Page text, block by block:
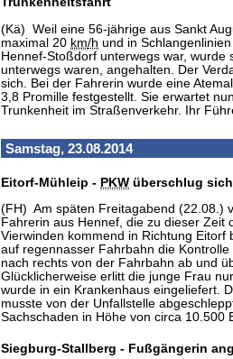
(Kä) Weil eine 56-jährige aus Sankt
maximal 20 km/h und in
Hennef-Stoßdorf unterwegs war, wurde
unterwegs waren, angehalten. Der
sich. Bei der Fahrerin wurde eine
3,8 Promille festgestellt. Sie erwartet
Trunkenheit im Straßenverkehr. Ihr
Samstag, 23.08.2014
Eitorf-Mühleip - PKW überschlug sich
(FH) Am späten Freitagabend (22.08.)
Fahrerin aus Hennef, die zu dieser Zeit
Vierwinden kommend in Richtung Eitorf
auf regennasser Fahrbahn die
nach rechts von der Fahrbahn ab und
Glücklicherweise erlitt die junge Frau
wurde in ein Krankenhaus eingeliefert.
musste von der Unfallstelle
Sachschaden in Höhe von circa 10.500
Siegburg-Stallberg - Fußgängerin